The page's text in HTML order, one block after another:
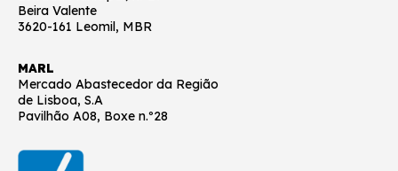
Beira Valente
3620-161 Leomil, MBR
MARL
Mercado Abastecedor da Região
de Lisboa, S.A
Pavilhão A08, Boxe n.º28